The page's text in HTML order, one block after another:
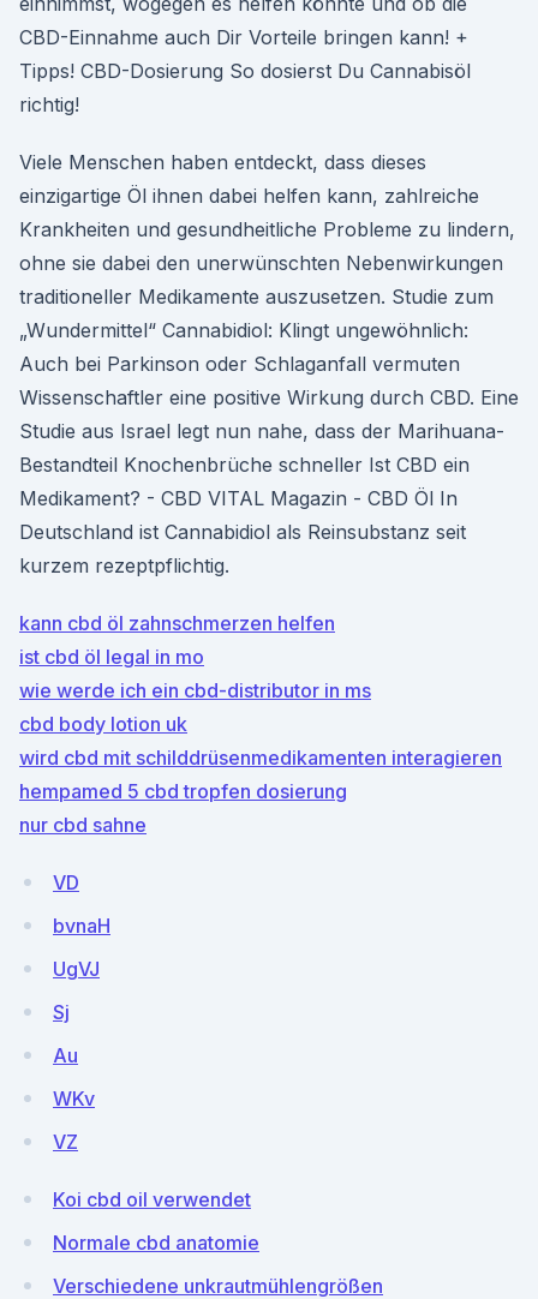
CBD-Einnahme auch Dir Vorteile bringen kann! +
Tipps! CBD-Dosierung So dosierst Du Cannabisöl
richtig!
Viele Menschen haben entdeckt, dass dieses
einzigartige Öl ihnen dabei helfen kann, zahlreiche
Krankheiten und gesundheitliche Probleme zu lindern,
ohne sie dabei den unerwünschten Nebenwirkungen
traditioneller Medikamente auszusetzen. Studie zum
„Wundermittel“ Cannabidiol: Klingt ungewöhnlich:
Auch bei Parkinson oder Schlaganfall vermuten
Wissenschaftler eine positive Wirkung durch CBD. Eine
Studie aus Israel legt nun nahe, dass der Marihuana-
Bestandteil Knochenbrüche schneller Ist CBD ein
Medikament? - CBD VITAL Magazin - CBD Öl In
Deutschland ist Cannabidiol als Reinsubstanz seit
kurzem rezeptpflichtig.
kann cbd öl zahnschmerzen helfen
ist cbd öl legal in mo
wie werde ich ein cbd-distributor in ms
cbd body lotion uk
wird cbd mit schilddrüsenmedikamenten interagieren
hempamed 5 cbd tropfen dosierung
nur cbd sahne
VD
bvnaH
UgVJ
Sj
Au
WKv
VZ
Koi cbd oil verwendet
Normale cbd anatomie
Verschiedene unkrautmühlengrößen